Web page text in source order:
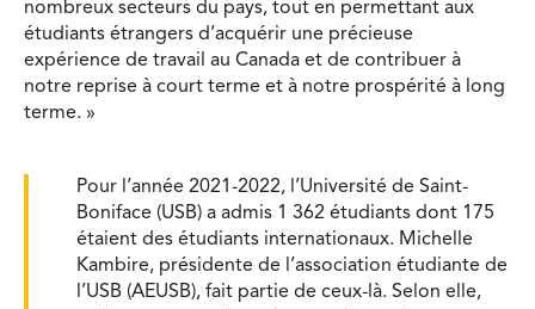
nombreux secteurs du pays, tout en permettant aux
étudiants étrangers d’acquérir une précieuse
expérience de travail au Canada et de contribuer à
notre reprise à court terme et à notre prospérité à long
terme. »
Pour l’année 2021-2022, l’Université de Saint-
Boniface (USB) a admis 1 362 étudiants dont 175
étaient des étudiants internationaux. Michelle
Kambire, présidente de l’association étudiante de
l’USB (AEUSB), fait partie de ceux-là. Selon elle,